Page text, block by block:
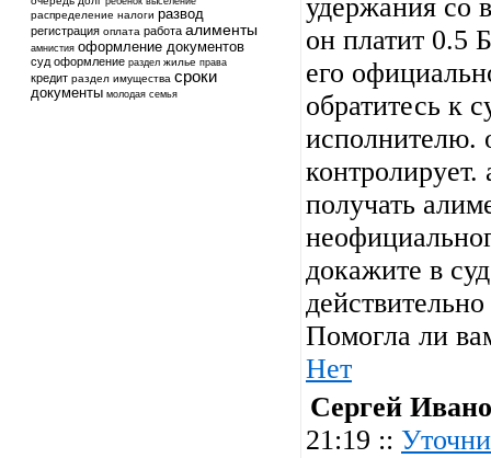
распределение налоги развод
регистрация оплата работа алименты
амнистия оформление документов
суд оформление раздел жилье права
кредит раздел имущества сроки
документы молодая семья
удержания со
он платит 0.5
его
обратитесь к
исполнителю.
контролирует.
получать
докажите в
Помогла ли
Нет
Сергей
21:19 ::